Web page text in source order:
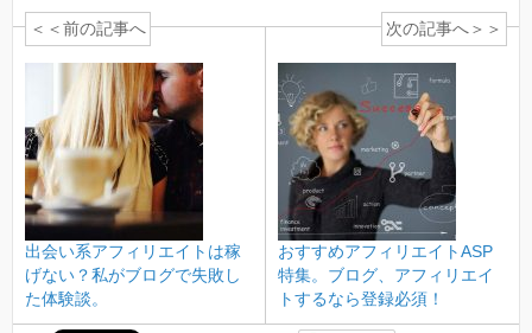
＜＜前の記事へ
出会い系アフィリエイトは稼
げない？私がブログで失敗し
た体験談。
次の記事へ＞＞
おすすめアフィリエイトASP
特集。ブログ、アフィリエイ
トするなら登録必須！